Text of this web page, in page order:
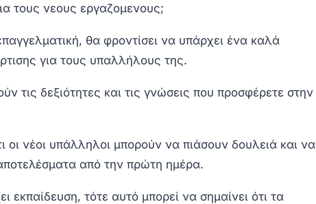
τους νεους εργαζομενους;
θα φροντίσει να υπάρχει ένα καλά
για τους υπαλλήλους της.
τις δεξιότητες και τις γνώσεις που προσφέρετε στην
οι νέοι υπάλληλοι μπορούν να πιάσουν δουλειά και να
από την πρώτη ημέρα.
εκπαίδευση, τότε αυτό μπορεί να σημαίνει ότι τα